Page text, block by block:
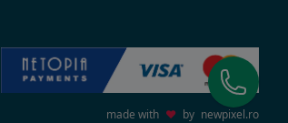
made with ♥ by newpixel.ro